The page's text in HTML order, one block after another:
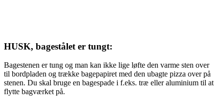
HUSK, bagestålet er tungt:
Bagestenen er tung og man kan ikke lige løfte den varme sten over
til bordpladen og trække bagepapiret med den ubagte pizza over på
stenen. Du skal bruge en bagespade i f.eks. træ eller aluminium til at
flytte bagværket på.